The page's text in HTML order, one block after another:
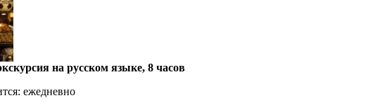
на русском языке, 8 часов
ежедневно